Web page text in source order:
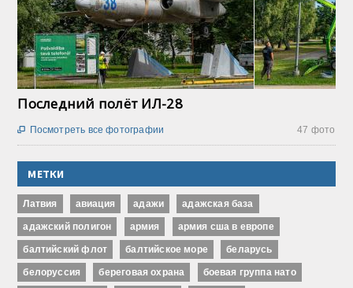
Последний полёт ИЛ-28
47 фото
 Посмотреть все фотографии
МЕТКИ
Латвия авиация адажи адажская база
адажский полигон армия армия сша в европе
балтийский флот балтийское море беларусь
белоруссия береговая охрана боевая группа нато